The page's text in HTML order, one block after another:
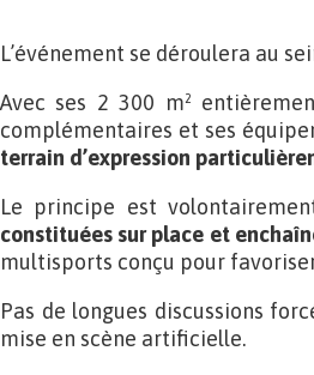
L’événement se déroulera au
Avec ses 2 300 m²
complémentaires et ses
terrain d’expression
Le principe est
constituées sur place et
multisports conçu pour
Pas de longues discussions
mise en scène artificielle.